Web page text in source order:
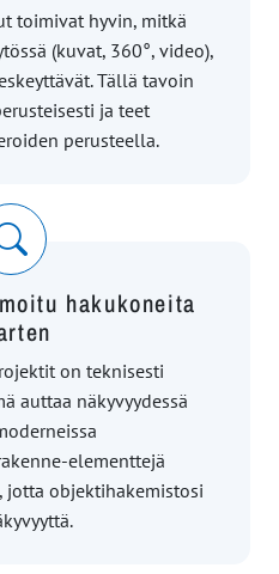
toimivat hyvin, mitkä
(kuvat, 360°, video),
Tällä tavoin
ja teet
perusteella.
hakukoneita
on teknisesti
auttaa näkyvyydessä
elementtejä
jotta objektihakemistosi